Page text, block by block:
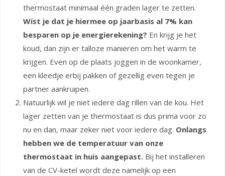
thermostaat minimaal één graden lager te zetten.
Wist je dat je hiermee op jaarbasis al 7% kan
besparen op je energierekening? En krijg je het
koud, dan zijn er talloze manieren om het warm te
krijgen. Even op de plaats joggen in de woonkamer,
een kleedje erbij pakken of gezellig even tegen je
partner aankruipen.
Natuurlijk wil je niet iedere dag rillen van de kou. Het
lager zetten van je thermostaat is dus prima voor zo
nu en dan, maar zeker niet voor iedere dag. Onlangs
hebben we de temperatuur van onze
thermostaat in huis aangepast. Bij het installeren
van de CV-ketel wordt deze namelijk op een